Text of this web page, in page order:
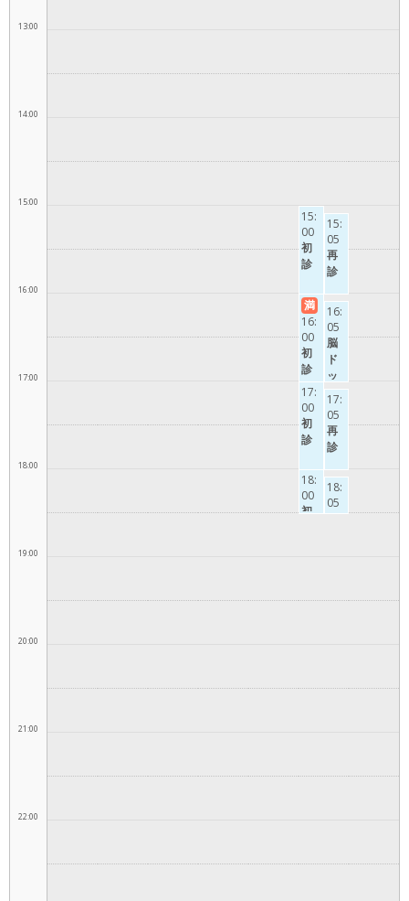
13:00
14:00
15:00
16:00
17:00
18:00
19:00
20:00
21:00
22:00
15:
00
初
診
満
16:
00
初
診
17:
00
初
診
18:
00
初
15:
05
再
診
16:
05
脳
ド
ッ
ク
17:
05
再
診
18:
05
脳